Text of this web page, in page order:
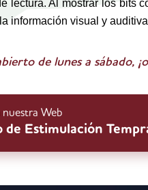
lectura. Al mostrar los bits
información visual y
de lunes a sábado,
Web
de Estimulación